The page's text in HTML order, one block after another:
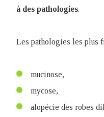
à des pathologies.
Les pathologies les plus
mucinose,
mycose,
alopécie des robes